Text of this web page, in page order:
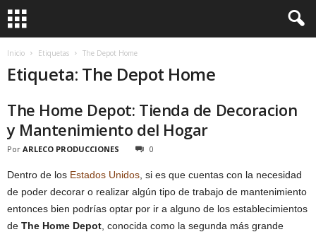
Inicio Etiquetas The Depot Home
Etiqueta: The Depot Home
The Home Depot: Tienda de Decoracion
y Mantenimiento del Hogar
Por ARLECO PRODUCCIONES 0
Dentro de los Estados Unidos , si es que cuentas con la necesidad
de poder decorar o realizar algún tipo de trabajo de mantenimiento
entonces bien podrías optar por ir a alguno de los establecimientos
de The Home Depot , conocida como la segunda más grande